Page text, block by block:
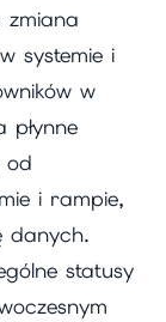
systemie i
w
płynne
od
i rampie,
danych.
statusy